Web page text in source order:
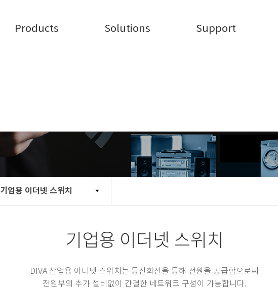
Products Solutions Support
기업용 이더넷 스위치
기업용 이더넷 스위치
DIVA 산업용 이더넷 스위치는 통신회선을 통해 전원을 공급함으로써
전원부의 추가 설비없이 간결한 네트워크 구성이 가능합니다.